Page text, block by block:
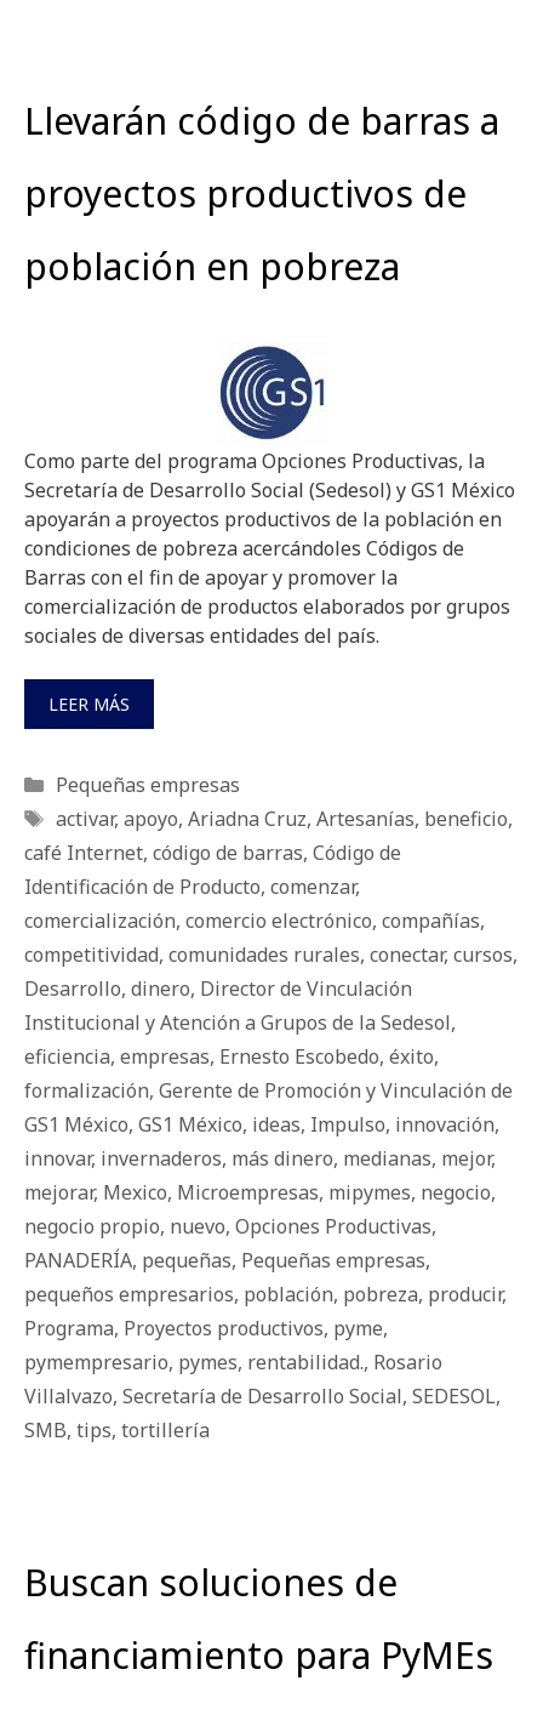
Llevarán código de barras a
proyectos productivos de
población en pobreza
Como parte del programa Opciones Productivas, la
Secretaría de Desarrollo Social (Sedesol) y GS1 México
apoyarán a proyectos productivos de la población en
condiciones de pobreza acercándoles Códigos de
Barras con el fin de apoyar y promover la
comercialización de productos elaborados por grupos
sociales de diversas entidades del país.
LEER MÁS
Categorías
Pequeñas empresas
Etiquetas
activar, apoyo, Ariadna Cruz, Artesanías, beneficio,
café Internet, código de barras, Código de
Identificación de Producto, comenzar,
comercialización, comercio electrónico, compañías,
competitividad, comunidades rurales, conectar, cursos,
Desarrollo, dinero, Director de Vinculación
Institucional y Atención a Grupos de la Sedesol,
eficiencia, empresas, Ernesto Escobedo, éxito,
formalización, Gerente de Promoción y Vinculación de
GS1 México, GS1 México, ideas, Impulso, innovación,
innovar, invernaderos, más dinero, medianas, mejor,
mejorar, Mexico, Microempresas, mipymes, negocio,
negocio propio, nuevo, Opciones Productivas,
PANADERÍA, pequeñas, Pequeñas empresas,
pequeños empresarios, población, pobreza, producir,
Programa, Proyectos productivos, pyme,
pymempresario, pymes, rentabilidad., Rosario
Villalvazo, Secretaría de Desarrollo Social, SEDESOL,
SMB, tips, tortillería
Buscan soluciones de
financiamiento para PyMEs